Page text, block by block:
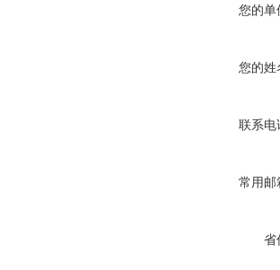
您的单
您的姓
联系电
常用邮
省